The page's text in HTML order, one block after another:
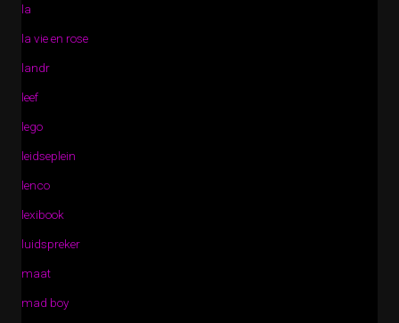
la
la vie en rose
landr
leef
lego
leidseplein
lenco
lexibook
luidspreker
maat
mad boy